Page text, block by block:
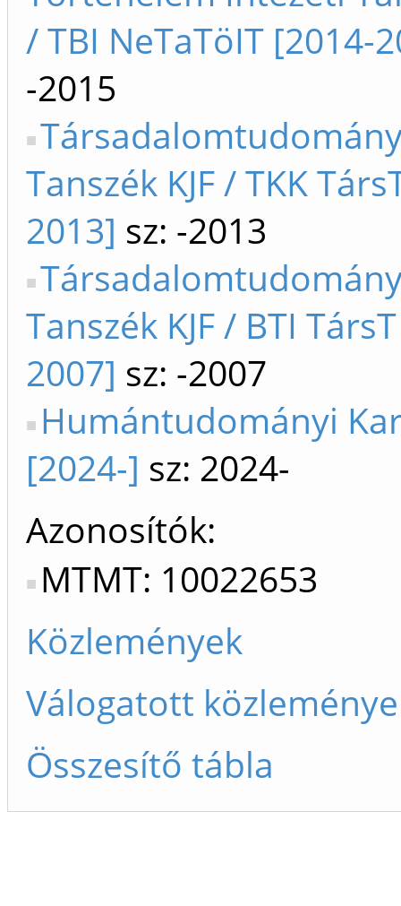
/ TBI NeTaTöIT [2014-
-2015
Tanszék KJF / TKK
2013] sz: -2013
Tanszék KJF / BTI
2007] sz: -2007
Humántudományi Kar
[2024-] sz: 2024-
Azonosítók
MTMT: 10022653
Közlemények
Válogatott
Összesítő tábla